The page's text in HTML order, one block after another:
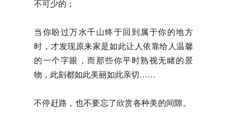
不可少的；
当你盼过万水千山终于回到属于你的地方
时，才发现原来家是如此让人依靠给人温馨
的一个字眼，而那些你平时熟视无睹的景
物，此刻都如此美丽如此亲切……
不停赶路，也不要忘了欣赏各种美的间隙。